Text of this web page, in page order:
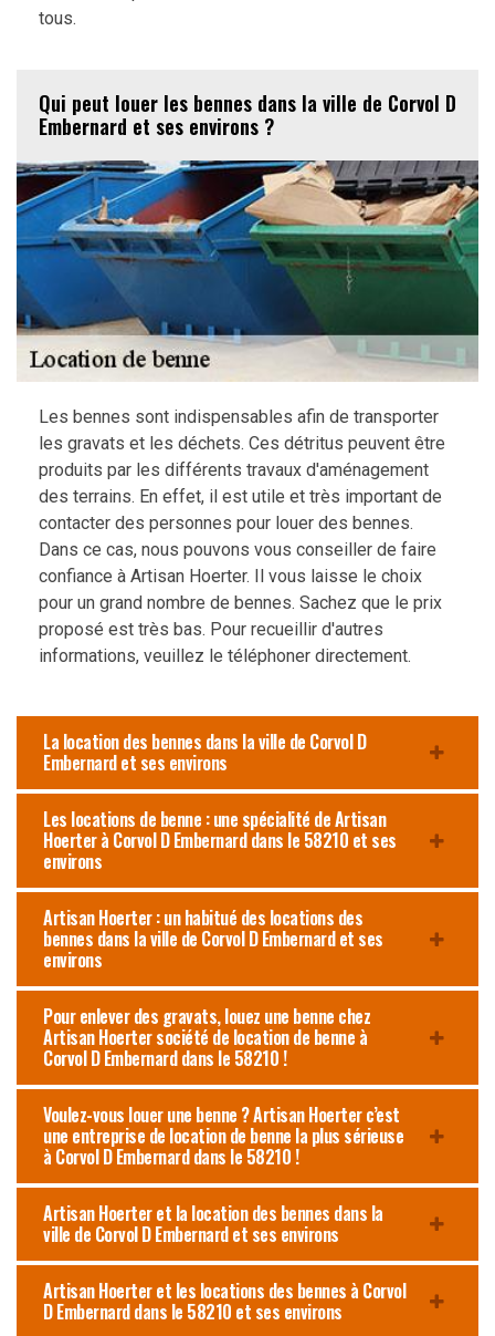
tous.
Qui peut louer les bennes dans la ville de Corvol D
Embernard et ses environs ?
Les bennes sont indispensables afin de transporter
les gravats et les déchets. Ces détritus peuvent être
produits par les différents travaux d'aménagement
des terrains. En effet, il est utile et très important de
contacter des personnes pour louer des bennes.
Dans ce cas, nous pouvons vous conseiller de faire
confiance à Artisan Hoerter. Il vous laisse le choix
pour un grand nombre de bennes. Sachez que le prix
proposé est très bas. Pour recueillir d'autres
informations, veuillez le téléphoner directement.
La location des bennes dans la ville de Corvol D
Embernard et ses environs
Les locations de benne : une spécialité de Artisan
Hoerter à Corvol D Embernard dans le 58210 et ses
environs
Artisan Hoerter : un habitué des locations des
bennes dans la ville de Corvol D Embernard et ses
environs
Pour enlever des gravats, louez une benne chez
Artisan Hoerter société de location de benne à
Corvol D Embernard dans le 58210 !
Voulez-vous louer une benne ? Artisan Hoerter c’est
une entreprise de location de benne la plus sérieuse
à Corvol D Embernard dans le 58210 !
Artisan Hoerter et la location des bennes dans la
ville de Corvol D Embernard et ses environs
Artisan Hoerter et les locations des bennes à Corvol
D Embernard dans le 58210 et ses environs